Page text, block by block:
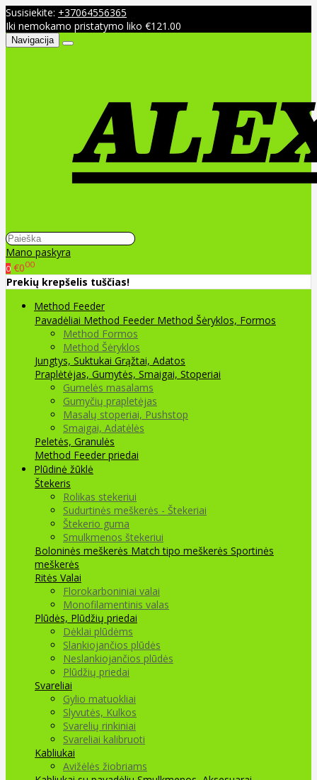
Susisiekite: +37064556365
Iki nemokamo pristatymo liko €121.00
Navigacija
Mano paskyra
0 €000
Prekių krepšelis tuščias!
Method Feeder
Pavadėliai Method Feeder Method Šėryklos, Formos
Method Formos
Method Šėryklos
Jungtys, Suktukai Grąžtai, Adatos
Praplėtėjas, Gumytės, Smaigai, Stoperiai
Gumelės masalams
Gumyčių prapletėjas
Masalų stoperiai, Pushstop
Smaigai, Adatėlės
Peletės, Granulės
Method Feeder priedai
Plūdinė žūklė
Štekeris
Rolikas stekeriui
Sudurtinės meškerės - Štekeriai
Štekerio guma
Smulkmenos štekeriui
Boloninės meškerės Match tipo meškerės Sportinės
meškerės
Ritės Valai
Florokarboniniai valai
Monofilamentinis valas
Plūdės, Plūdžių priedai
Dėklai plūdėms
Slankiojančios plūdės
Neslankiojančios plūdės
Plūdžių priedai
Svareliai
Gylio matuokliai
Slyvutės, Kulkos
Svarelių rinkiniai
Svareliai kalibruoti
Kabliukai
Avižėlės žiobriams